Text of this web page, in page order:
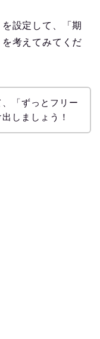
設定して、「期
考えてみてくだ
「ずっとフリー
しましょう！